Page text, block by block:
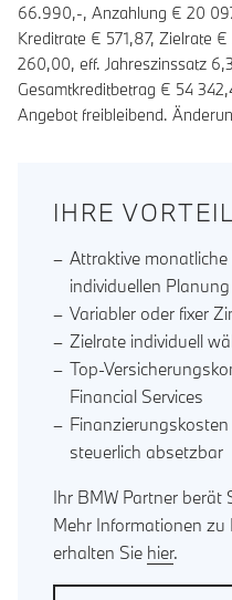
66.990,-, Anzahlung € 20
Kreditrate € 571,87, Zielrate €
260,00, eff. Jahreszinssatz
Gesamtkreditbetrag € 54
Angebot freibleibend.
IHRE
Attraktive
individuellen Planung
Variabler oder fixer
Zielrate individuell
Top-
Financial Services
steuerlich absetzbar
Ihr BMW Partner berät
Mehr Informationen zu
erhalten Sie hier.